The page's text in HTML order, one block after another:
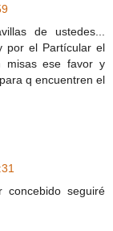
de ustedes...
por el Partícular el
misas ese favor y
q encuentren el
concebido seguiré